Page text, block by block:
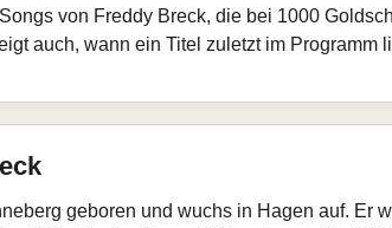
von Freddy Breck, die bei 1000
auch, wann ein Titel zuletzt im Programm
geboren und wuchs in Hagen auf. Er